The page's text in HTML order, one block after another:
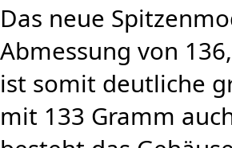
Das neue
Abmessung von
ist somit deutliche
mit 133 Gramm